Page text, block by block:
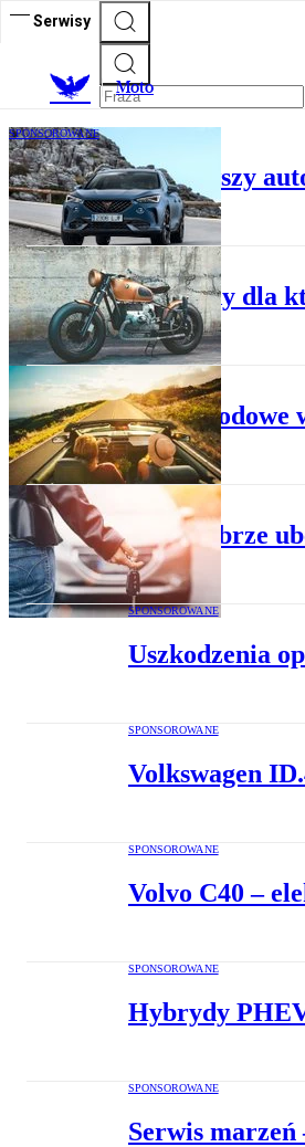
Serwisy
Moto
SPONSOROWANE
Formentor - pierwszy
SPONSOROWANE
3 powody dla
SPONSOROWANE
Samochodowe
SPONSOROWANE
Auto dobrze
SPONSOROWANE
Uszkodzenia
SPONSOROWANE
Volkswagen
SPONSOROWANE
Volvo C40 –
SPONSOROWANE
Hybrydy
SPONSOROWANE
Serwis marzeń